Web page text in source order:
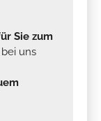
Sie zum
uns